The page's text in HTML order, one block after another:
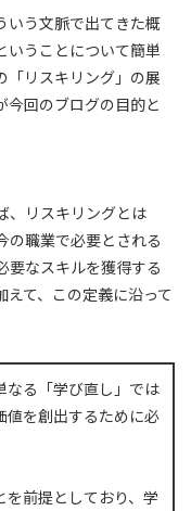
いう文脈で出てきた概
いうことについて簡単
「リスキリング」の展
今回のブログの目的と
、リスキリングとは
の職業で必要とされる
要なスキルを獲得する
て、この定義に沿って
る「学び直し」では
値を創出するために必
前提としており、学